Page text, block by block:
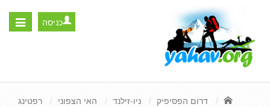
Toggle
כניסה
דרום הפסיפיק ניו-זילנד האי הצפוני רפטינג